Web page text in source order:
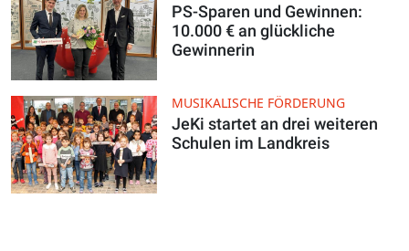
PS-Sparen und Gewinnen:
10.000 € an glückliche
Gewinnerin
MUSIKALISCHE FÖRDERUNG
JeKi startet an drei weiteren
Schulen im Landkreis